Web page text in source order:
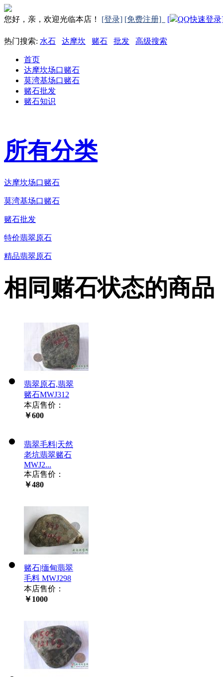
您好，亲，欢迎光临本店！ [登录] [免费注册] [ QQ快速登
热门搜索: 水石 达摩坎 赌石 批发 高级搜索
首页
达摩坎场口赌石
莫湾基场口赌石
赌石批发
赌石知识
所有分类
达摩坎场口赌石
莫湾基场口赌石
赌石批发
特价翡翠原石
精品翡翠原石
相同赌石状态的商品
翡翠原石,翡翠
赌石MWJ312
本店售价：
￥600
翡翠毛料|天然
老坑翡翠赌石
MWJ2...
本店售价：
￥480
赌石|缅甸翡翠
毛料 MWJ298
本店售价：
￥1000